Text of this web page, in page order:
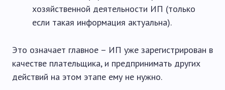
хозяйственной деятельности ИП (только
если такая информация актуальна).
Это означает главное – ИП уже зарегистрирован в
качестве плательщика, и предпринимать других
действий на этом этапе ему не нужно.